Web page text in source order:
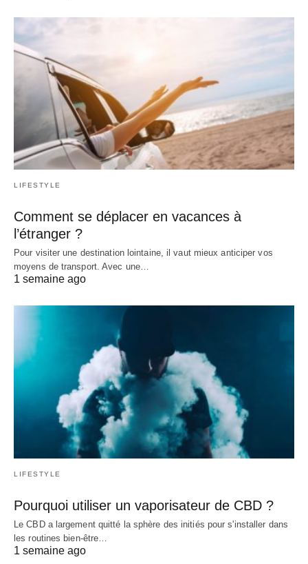
LIFESTYLE
Comment se déplacer en vacances à
l’étranger ?
Pour visiter une destination lointaine, il vaut mieux anticiper vos
moyens de transport. Avec une…
1 semaine ago
LIFESTYLE
Pourquoi utiliser un vaporisateur de CBD ?
Le CBD a largement quitté la sphère des initiés pour s'installer dans
les routines bien-être…
1 semaine ago